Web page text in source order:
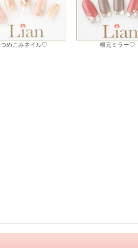
つめこみネイル♡ 根元ミラー♡